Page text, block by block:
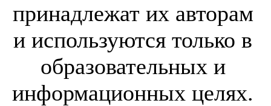
принадлежат их авторам
и используются только в
образовательных и
информационных целях.